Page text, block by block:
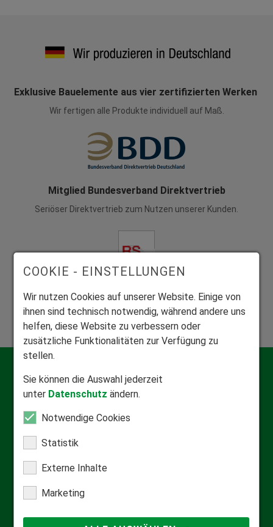
Exklusive Bauelemente aus vier zertifizierten Werken
Wir fertigen alle Produkte individuell auf Maß.
Mitglied Bundesverband Direktvertrieb
Seriöser Direktvertrieb zum Nutzen unserer Kunden.
Zuhause in der Rollladen- und Sonnenschutzbranche.
Qualifizierte Beratung
Video-Anleitungen
COOKIE - EINSTELLUNGEN
Wir nutzen Cookies auf unserer Website. Einige von
ihnen sind technisch notwendig, während andere uns
helfen, diese Website zu verbessern oder
zusätzliche Funktionalitäten zur Verfügung zu
stellen.
Sie können die Auswahl jederzeit
unter Datenschutz ändern.
Notwendige Cookies
Statistik
Externe Inhalte
Marketing